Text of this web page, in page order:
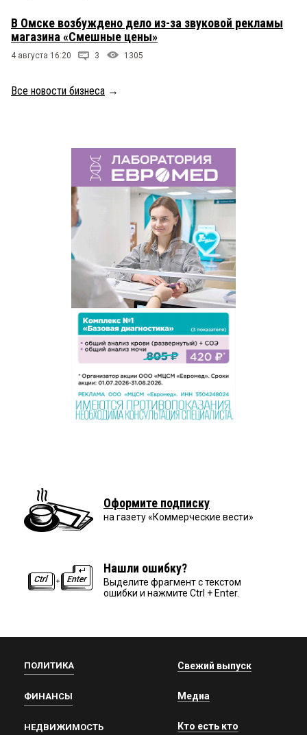
В Омске возбуждено дело из-за звуковой рекламы
магазина «Смешные цены»
4 августа 16:20 3 1305
Все новости бизнеса →
Оформите подписку
на газету «Коммерческие вести»
Нашли ошибку?
Выделите фрагмент с текстом
ошибки и нажмите Ctrl + Enter.
ПОЛИТИКА
ФИНАНСЫ
НЕДВИЖИМОСТЬ
Свежий выпуск
Медиа
Кто есть кто